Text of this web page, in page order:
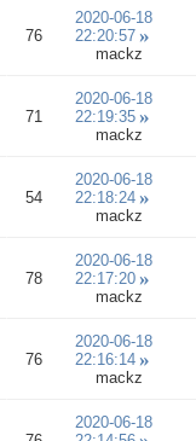
76
2020-06-18
22:20:57
mackz
71
2020-06-18
22:19:35
mackz
54
2020-06-18
22:18:24
mackz
78
2020-06-18
22:17:20
mackz
76
2020-06-18
22:16:14
mackz
2020-06-18